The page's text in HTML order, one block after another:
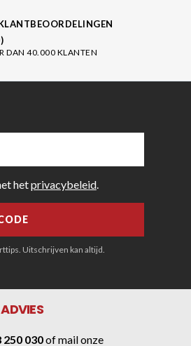
DAN 40.000 KLANTEN
hetprivacybeleid.
Uitschrijven kan altijd.
250 030ofmail onze